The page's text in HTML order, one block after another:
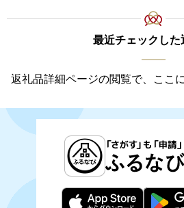
最近チェックした
返礼品詳細ページの閲覧で、ここ